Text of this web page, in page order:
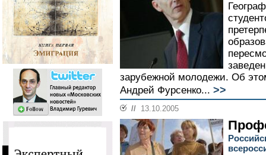
зарубежной молодежи. Об
Андрей Фурсенко... >>
// 13.10.2005